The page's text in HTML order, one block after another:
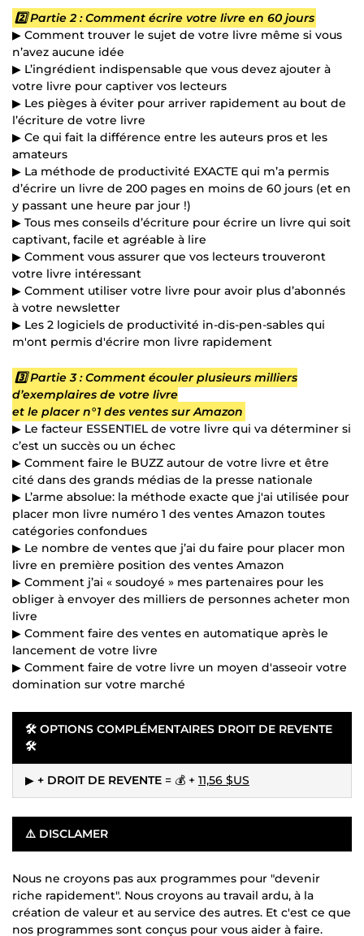
2️⃣ Partie 2 : Comment écrire votre livre en 60 jours
▶ Comment trouver le sujet de votre livre même si vous
n’avez aucune idée
▶ L’ingrédient indispensable que vous devez ajouter à
votre livre pour captiver vos lecteurs
▶ Les pièges à éviter pour arriver rapidement au bout de
l’écriture de votre livre
▶ Ce qui fait la différence entre les auteurs pros et les
amateurs
▶ La méthode de productivité EXACTE qui m’a permis
d’écrire un livre de 200 pages en moins de 60 jours (et en
y passant une heure par jour !)
▶ Tous mes conseils d’écriture pour écrire un livre qui soit
captivant, facile et agréable à lire
▶ Comment vous assurer que vos lecteurs trouveront
votre livre intéressant
▶ Comment utiliser votre livre pour avoir plus d’abonnés
à votre newsletter
▶ Les 2 logiciels de productivité in-dis-pen-sables qui
m'ont permis d'écrire mon livre rapidement
3️⃣ Partie 3 : Comment écouler plusieurs milliers
d’exemplaires de votre livre
et le placer n°1 des ventes sur Amazon
▶ Le facteur ESSENTIEL de votre livre qui va déterminer si
c’est un succès ou un échec
▶ Comment faire le BUZZ autour de votre livre et être
cité dans des grands médias de la presse nationale
▶ L’arme absolue: la méthode exacte que j'ai utilisée pour
placer mon livre numéro 1 des ventes Amazon toutes
catégories confondues
▶ Le nombre de ventes que j’ai du faire pour placer mon
livre en première position des ventes Amazon
▶ Comment j’ai « soudoyé » mes partenaires pour les
obliger à envoyer des milliers de personnes acheter mon
livre
▶ Comment faire des ventes en automatique après le
lancement de votre livre
▶ Comment faire de votre livre un moyen d'asseoir votre
domination sur votre marché
🛠 OPTIONS COMPLÉMENTAIRES DROIT DE REVENTE
🛠
▶ + DROIT DE REVENTE = 💰 + 11,56 $US
⚠️ DISCLAMER
Nous ne croyons pas aux programmes pour "devenir
riche rapidement". Nous croyons au travail ardu, à la
création de valeur et au service des autres. Et c'est ce que
nos programmes sont conçus pour vous aider à faire.